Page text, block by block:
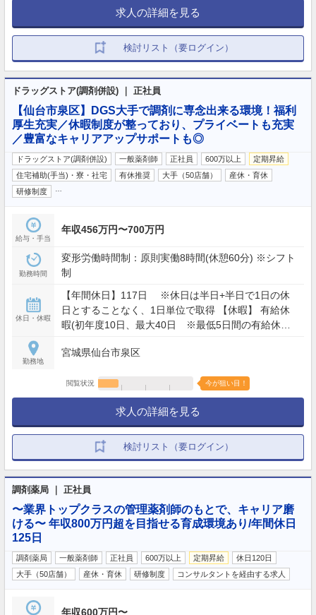
求人の詳細を見る
検討リスト（要ログイン）
ドラッグストア(調剤併設) ｜ 正社員
【仙台市泉区】DGS大手で調剤に専念出来る環境！福利
厚生充実／休暇制度が整っており、プライベートも充実
／豊富なキャリアアップサポートも◎
ドラッグストア(調剤併設) 一般薬剤師 正社員 600万以上
定期昇給
住宅補助(手当)・寮・社宅
有休推奨 大手（50店舗）
産休・育休
研修制度
給与・手当
年収456万円〜700万円
勤務時間
変形労働時間制：原則実働8時間(休憩60分) ※シフト
制
休日・休暇
【年間休日】117日 ※休日は半日+半日で1日の休
日とすることなく、1日単位で取得 【休暇】 有給休
暇(初年度10日、最大40日 ※最低5日間の有給休暇
ニバーサリー(1日）、産前産後(産前6週産後8週)、育
勤務地
宮城県仙台市泉区
閲覧状況 今が狙い目！
求人の詳細を見る
検討リスト（要ログイン）
調剤薬局 ｜ 正社員
〜業界トップクラスの管理薬剤師のもとで、キャリア磨
ける〜 年収800万円超を目指せる育成環境あり/年間休日
125日
調剤薬局 一般薬剤師 正社員 600万以上 定期昇給
休日120日
大手（50店舗）
産休・育休 研修制度 コンサルタントを経由する求人
年収600万円〜